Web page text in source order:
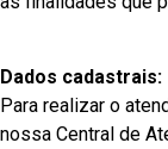
Dados cadastrais:
Para realizar o
nossa Central de